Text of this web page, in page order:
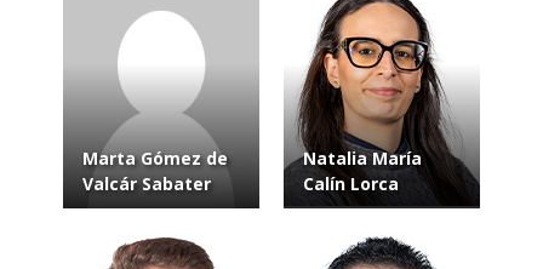
Marta Gómez de
Valcár Sabater
Natalia María
Calín Lorca